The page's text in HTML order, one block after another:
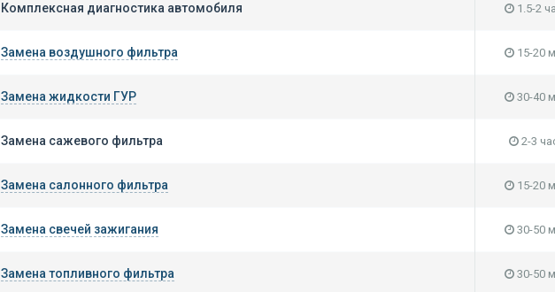
Комплексная диагностика автомобиля 1.5-2
Замена воздушного фильтра 15-20
Замена жидкости ГУР 30-40
Замена сажевого фильтра 2-3
Замена салонного фильтра 15-20
Замена свечей зажигания 30-50
Замена топливного фильтра 30-50